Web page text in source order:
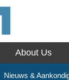
About Us
Nieuws &